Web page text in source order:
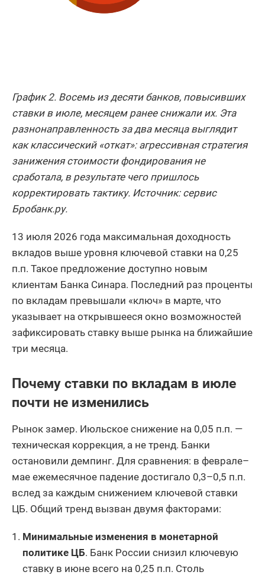
График 2. Восемь из десяти банков, повысивших
ставки в июле, месяцем ранее снижали их. Эта
разнонаправленность за два месяца выглядит
как классический «откат»: агрессивная стратегия
занижения стоимости фондирования не
сработала, в результате чего пришлось
корректировать тактику. Источник: сервис
Бробанк.ру.
13 июля 2026 года максимальная доходность
вкладов выше уровня ключевой ставки на 0,25
п.п. Такое предложение доступно новым
клиентам Банка Синара. Последний раз проценты
по вкладам превышали «ключ» в марте, что
указывает на открывшееся окно возможностей
зафиксировать ставку выше рынка на ближайшие
три месяца.
Почему ставки по вкладам в июле
почти не изменились
Рынок замер. Июльское снижение на 0,05 п.п. —
техническая коррекция, а не тренд. Банки
остановили демпинг. Для сравнения: в феврале–
мае ежемесячное падение достигало 0,3–0,5 п.п.
вслед за каждым снижением ключевой ставки
ЦБ. Общий тренд вызван двумя факторами:
Минимальные изменения в монетарной
политике ЦБ. Банк России снизил ключевую
ставку в июне всего на 0,25 п.п. Столь